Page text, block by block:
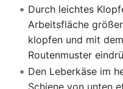
Durch leichtes
Arbeitsfläche
klopfen und mit
Routenmuster
Den Leberkäse im
Schiene von unten